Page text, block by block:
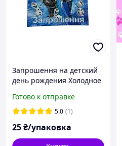
Запрошення на детский
день рождения Холодное
Готово к отправке
5.0 (1)
25₴/упаковка